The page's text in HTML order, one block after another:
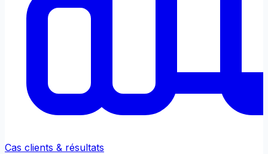
Cas clients & résultats